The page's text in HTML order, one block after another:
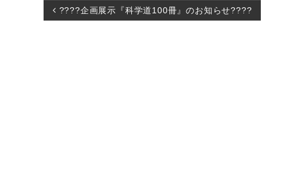
投????企画展示『科学道100冊』のお知らせ????